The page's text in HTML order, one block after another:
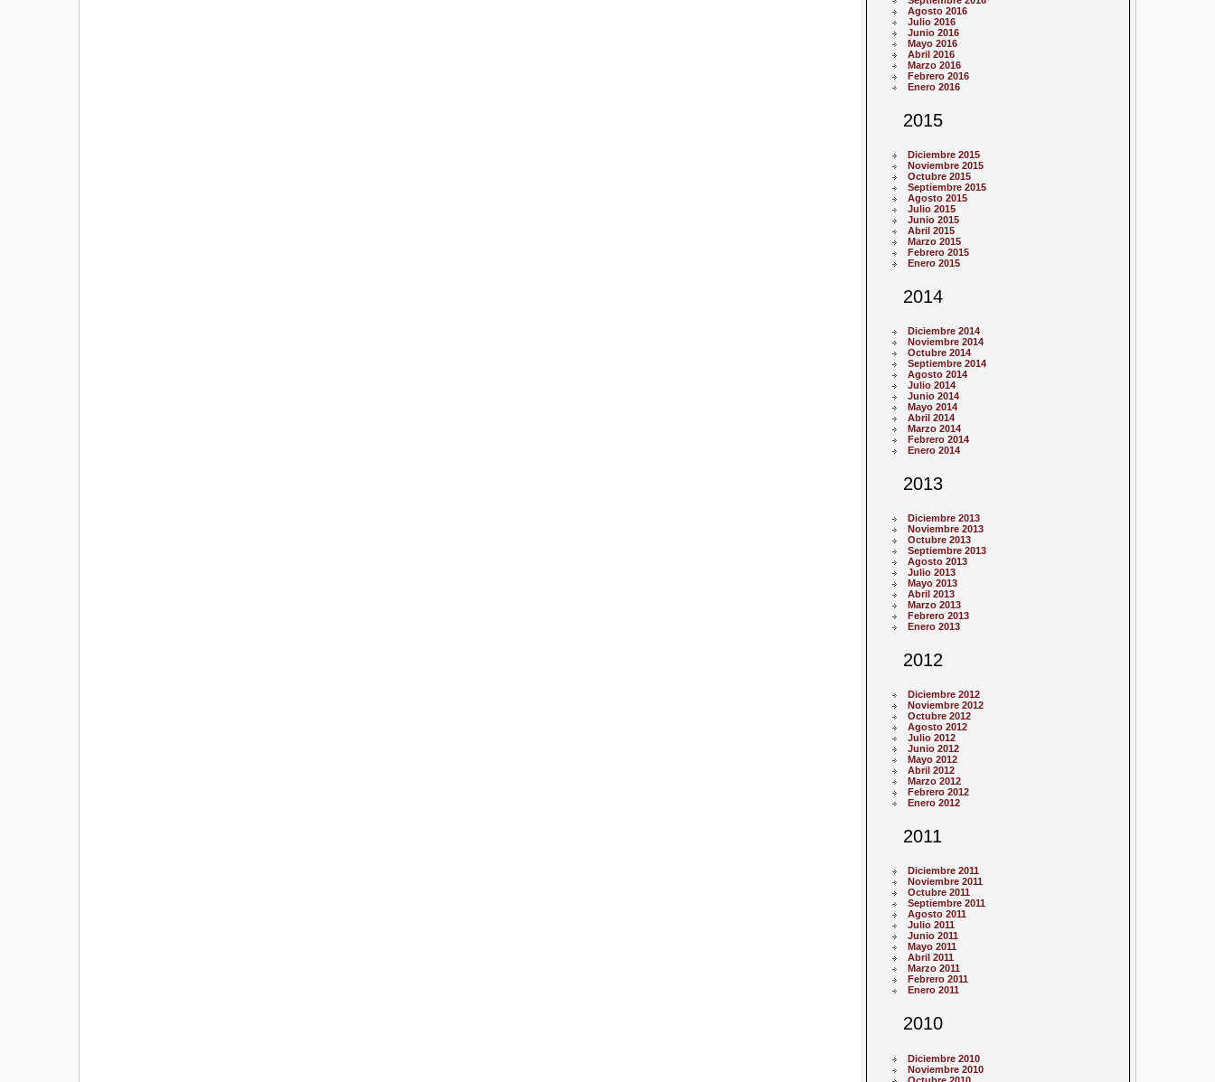
Agosto 2016
Julio 2016
Junio 2016
Mayo 2016
Abril 2016
Marzo 2016
Febrero 2016
Enero 2016
2015
Diciembre 2015
Noviembre 2015
Octubre 2015
Septiembre 2015
Agosto 2015
Julio 2015
Junio 2015
Abril 2015
Marzo 2015
Febrero 2015
Enero 2015
2014
Diciembre 2014
Noviembre 2014
Octubre 2014
Septiembre 2014
Agosto 2014
Julio 2014
Junio 2014
Mayo 2014
Abril 2014
Marzo 2014
Febrero 2014
Enero 2014
2013
Diciembre 2013
Noviembre 2013
Octubre 2013
Septiembre 2013
Agosto 2013
Julio 2013
Mayo 2013
Abril 2013
Marzo 2013
Febrero 2013
Enero 2013
2012
Diciembre 2012
Noviembre 2012
Octubre 2012
Agosto 2012
Julio 2012
Junio 2012
Mayo 2012
Abril 2012
Marzo 2012
Febrero 2012
Enero 2012
2011
Diciembre 2011
Noviembre 2011
Octubre 2011
Septiembre 2011
Agosto 2011
Julio 2011
Junio 2011
Mayo 2011
Abril 2011
Marzo 2011
Febrero 2011
Enero 2011
2010
Diciembre 2010
Noviembre 2010
Octubre 2010